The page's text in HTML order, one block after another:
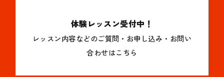
体験レッスン受付中！
レッスン内容などのご質問・お申し込み・お問い
合わせはこちら